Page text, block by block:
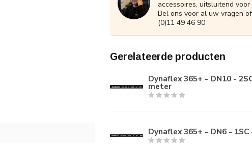
accessoires, uitsluitend
Bel ons voor al uw vragen
(0)11 49 46 90
Gerelateerde producten
Dynaflex 365+ - DN10 -
meter
Dynaflex 365+ - DN6 -